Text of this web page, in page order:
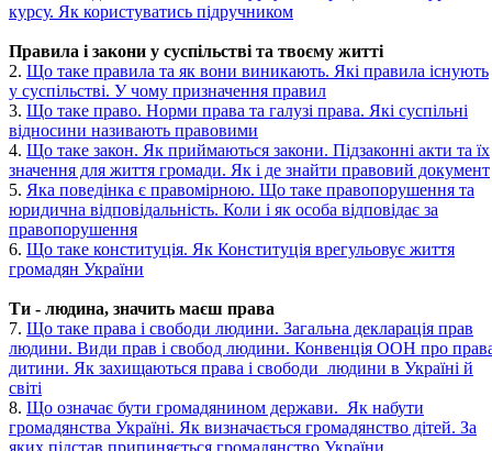
курсу. Як користуватись підручником
Правила і закони у суспільстві та твоєму житті
2. Що таке правила та як вони виникають. Які правила існують
у суспільстві. У чому призначення правил
3. Що таке право. Норми права та галузі права. Які суспільні
відносини називають правовими
4. Що таке закон. Як приймаються закони. Підзаконні акти та їх
значення для життя громади. Як і де знайти правовий документ
5. Яка поведінка є правомірною. Що таке правопорушення та
юридична відповідальність. Коли і як особа відповідає за
правопорушення
6. Що таке конституція. Як Конституція врегульовує життя
громадян України
Ти - людина, значить маєш права
7. Що таке права і свободи людини. Загальна декларація прав
людини. Види прав і свобод людини. Конвенція ООН про
дитини. Як захищаються права і свободи людини в Україні й
світі
8. Що означає бути громадянином держави. Як набути
громадянства Україні. Як визначається громадянство дітей. За
яких підстав припиняється громадянство України